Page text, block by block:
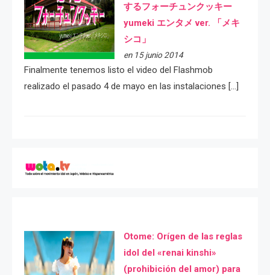
するフォーチュンクッキー
yumeki エンタメ ver. 「メキ
シコ」
en 15 junio 2014
Finalmente tenemos listo el video del Flashmob
realizado el pasado 4 de mayo en las instalaciones […]
Otome: Orígen de las reglas
idol del «renai kinshi»
(prohibición del amor) para